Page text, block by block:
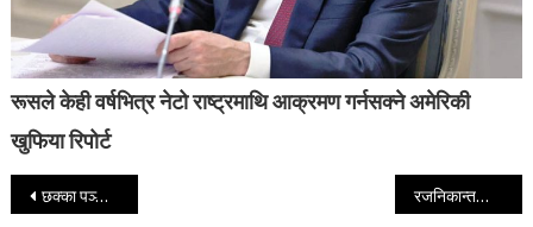
रूसले केही वर्षभित्र नेटो राष्ट्रमाथि आक्रमण गर्नसक्ने अमेरिकी
खुफिया रिपोर्ट
Post navigation
छक्का पञ्जा ३ ले ५१ औ दिन पूरा गरी पायो अपार सफलता रजनिकान्तको बहुप्रतिक्षित चलचित्र २.० आज १० हजार स्क्रिनमा